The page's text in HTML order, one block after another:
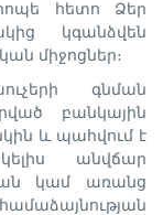
հետո Ձեր
կգանձվեն
միջոցներ։
գնման
բանկային
և պահվում է
անվճար
կամ առանց